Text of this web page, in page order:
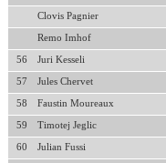
Clovis Pagnier
Remo Imhof
56 Juri Kesseli
57 Jules Chervet
58 Faustin Moureaux
59 Timotej Jeglic
60 Julian Fussi